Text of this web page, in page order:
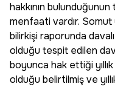
hakkının
menfaati vardır. Somut
bilirkişi raporunda davalı
olduğu tespit edilen
boyunca hak ettiği
olduğu belirtilmiş ve